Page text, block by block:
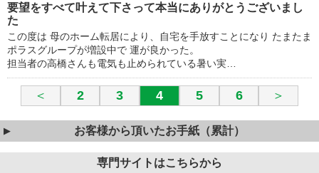
要望をすべて叶えて下さって本当にありがとうございまし
た
この度は 母のホーム転居により、自宅を手放すことになり たまたま
ポラスグループが増設中で 運が良かった。
担当者の高橋さんも電気も止められている暑い実…
＜ 2 3 4 5 6 ＞
お客様から頂いたお手紙（累計）
専門サイトはこちらから